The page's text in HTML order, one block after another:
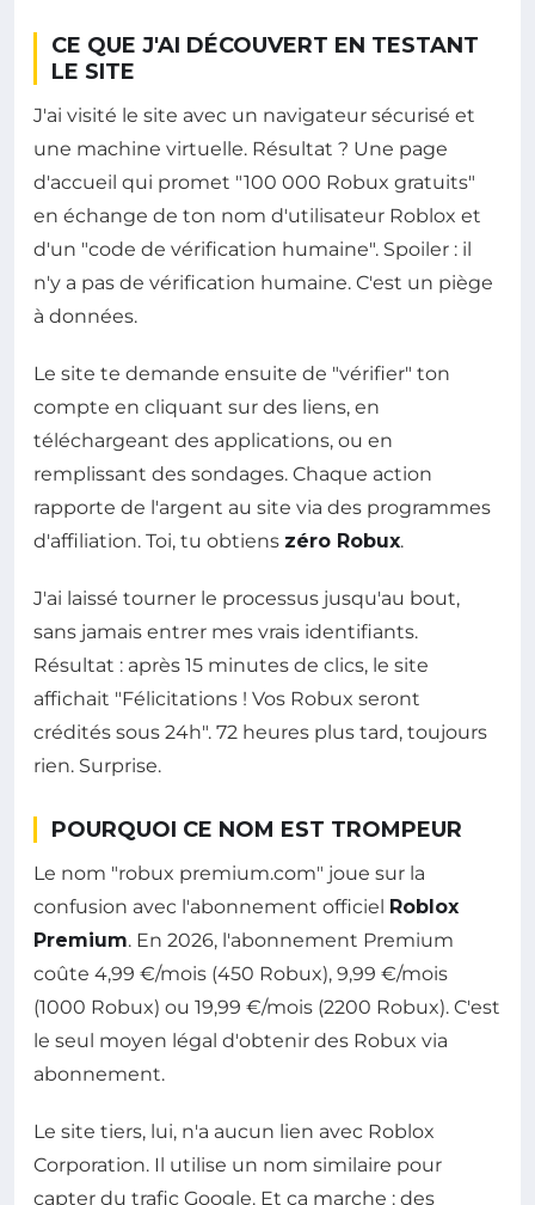
CE QUE J'AI DÉCOUVERT EN TESTANT
LE SITE
J'ai visité le site avec un navigateur sécurisé et
une machine virtuelle. Résultat ? Une page
d'accueil qui promet "100 000 Robux gratuits"
en échange de ton nom d'utilisateur Roblox et
d'un "code de vérification humaine". Spoiler : il
n'y a pas de vérification humaine. C'est un piège
à données.
Le site te demande ensuite de "vérifier" ton
compte en cliquant sur des liens, en
téléchargeant des applications, ou en
remplissant des sondages. Chaque action
rapporte de l'argent au site via des programmes
d'affiliation. Toi, tu obtiens zéro Robux.
J'ai laissé tourner le processus jusqu'au bout,
sans jamais entrer mes vrais identifiants.
Résultat : après 15 minutes de clics, le site
affichait "Félicitations ! Vos Robux seront
crédités sous 24h". 72 heures plus tard, toujours
rien. Surprise.
POURQUOI CE NOM EST TROMPEUR
Le nom "robux premium.com" joue sur la
confusion avec l'abonnement officiel Roblox
Premium. En 2026, l'abonnement Premium
coûte 4,99 €/mois (450 Robux), 9,99 €/mois
(1000 Robux) ou 19,99 €/mois (2200 Robux). C'est
le seul moyen légal d'obtenir des Robux via
abonnement.
Le site tiers, lui, n'a aucun lien avec Roblox
Corporation. Il utilise un nom similaire pour
capter du trafic Google. Et ça marche : des